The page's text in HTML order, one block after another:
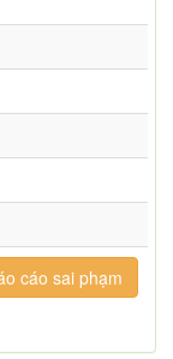
cáo sai phạm